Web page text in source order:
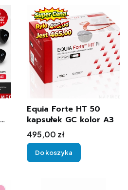
Equia Forte HT 50
kapsułek GC kolor A3
Cena
495,00 zł
Do koszyka